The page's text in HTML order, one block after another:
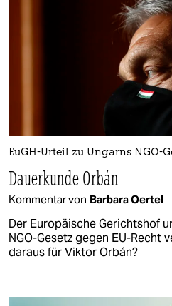
EuGH-Urteil zu Ungarns NGO-
Dauerkunde Orbán
Kommentar von Barbara Oertel
Der Europäische Gerichtshof
NGO-Gesetz gegen EU-Recht
daraus für Viktor Orbán?